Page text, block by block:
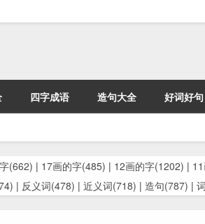
四字成语 造句大全 好词好句
(662) | 17画的字(485) | 12画的字(1202) |
| 反义词(478) | 近义词(718) | 造句(787) |